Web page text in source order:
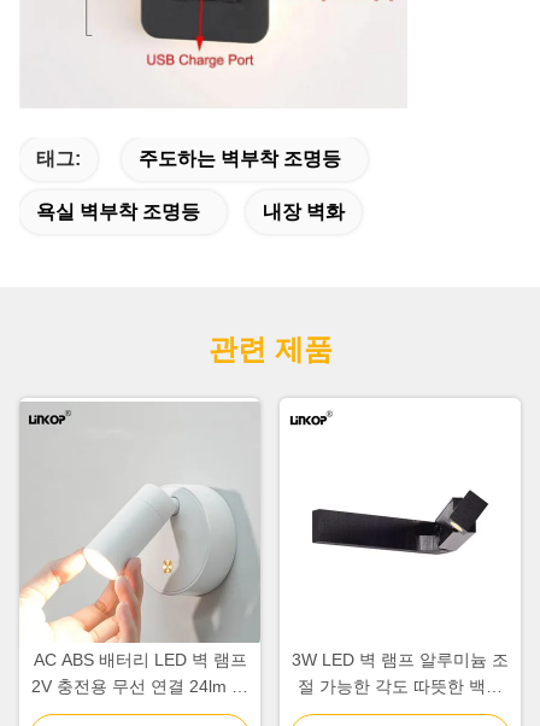
태그: 주도하는 벽부착 조명등
욕실 벽부착 조명등 내장 벽화
관련 제품
AC ABS 배터리 LED 벽 램프
2V 충전용 무선 연결 24lm 밝
기
3W LED 벽 램프 알루미늄 조
절 가능한 각도 따뜻한 백색
LED 벽 조명 IP22 침실 복도